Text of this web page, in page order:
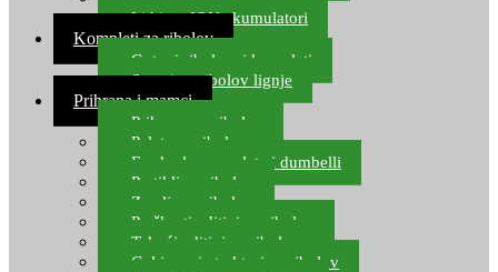
Lithium ION akumulatori
Kompleti za ribolov
Gotovi ribolovni kompleti
Setovi za ribolov lignje
Prihrana i mamci
Prihrana za ribolov
Pelete za ribolov
Feeder lovne pelete i dumbelli
Partikli za ribolov
Zemlja za ribolov
Praškasti aditivi za ribolov
Tekući aditivi za ribolov
Gel i sprej atraktori za ribolov